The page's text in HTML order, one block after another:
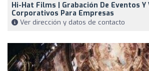
Hi-Hat Films | Grabación De Eventos Y
Corporativos Para Empresas
Ver dirección y datos de contacto